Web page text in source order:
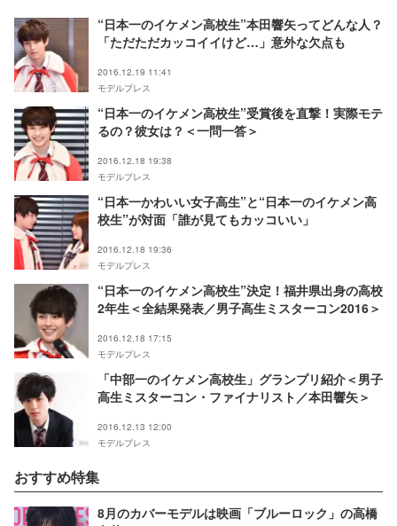
“日本一のイケメン高校生”本田響矢ってどんな人？
「ただただカッコイイけど…」意外な欠点も
2016.12.19 11:41
モデルプレス
“日本一のイケメン高校生”受賞後を直撃！実際モテ
るの？彼女は？＜一問一答＞
2016.12.18 19:38
モデルプレス
“日本一かわいい女子高生”と“日本一のイケメン高
校生”が対面「誰が見てもカッコいい」
2016.12.18 19:36
モデルプレス
“日本一のイケメン高校生”決定！福井県出身の高校
2年生＜全結果発表／男子高生ミスターコン2016＞
2016.12.18 17:15
モデルプレス
「中部一のイケメン高校生」グランプリ紹介＜男子
高生ミスターコン・ファイナリスト／本田響矢＞
2016.12.13 12:00
モデルプレス
おすすめ特集
8月のカバーモデルは映画「ブルーロック」の高橋